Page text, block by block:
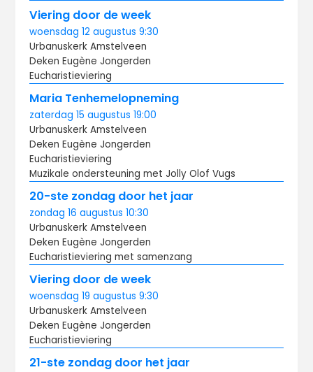
Viering door de week
woensdag 12 augustus9:30
Urbanuskerk Amstelveen
Deken Eugène Jongerden
Eucharistieviering
Maria Tenhemelopneming
zaterdag 15 augustus19:00
Urbanuskerk Amstelveen
Deken Eugène Jongerden
Eucharistieviering
Muzikale ondersteuning met Jolly Olof Vugs
20-ste zondag door het jaar
zondag 16 augustus10:30
Urbanuskerk Amstelveen
Deken Eugène Jongerden
Eucharistieviering met samenzang
Viering door de week
woensdag 19 augustus9:30
Urbanuskerk Amstelveen
Deken Eugène Jongerden
Eucharistieviering
21-ste zondag door het jaar